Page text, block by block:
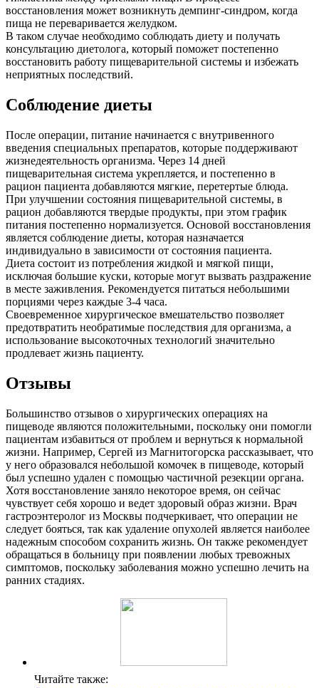
восстановления может возникнуть демпинг-синдром, когда
пища не переваривается желудком.
В таком случае необходимо соблюдать диету и получать
консультацию диетолога, который поможет постепенно
восстановить работу пищеварительной системы и избежать
неприятных последствий.
Соблюдение диеты
После операции, питание начинается с внутривенного
введения специальных препаратов, которые поддерживают
жизнедеятельность организма. Через 14 дней
пищеварительная система укрепляется, и постепенно в
рацион пациента добавляются мягкие, перетертые блюда.
При улучшении состояния пищеварительной системы, в
рацион добавляются твердые продукты, при этом график
питания постепенно нормализуется. Основой восстановления
является соблюдение диеты, которая назначается
индивидуально в зависимости от состояния пациента.
Диета состоит из потребления жидкой и мягкой пищи,
исключая большие куски, которые могут вызвать раздражение
в месте заживления. Рекомендуется питаться небольшими
порциями через каждые 3-4 часа.
Своевременное хирургическое вмешательство позволяет
предотвратить необратимые последствия для организма, а
использование высокоточных технологий значительно
продлевает жизнь пациенту.
Отзывы
Большинство отзывов о хирургических операциях на
пищеводе являются положительными, поскольку они помогли
пациентам избавиться от проблем и вернуться к нормальной
жизни. Например, Сергей из Магнитогорска рассказывает, что
у него образовался небольшой комочек в пищеводе, который
был успешно удален с помощью частичной резекции органа.
Хотя восстановление заняло некоторое время, он сейчас
чувствует себя хорошо и ведет здоровый образ жизни. Врач
гастроэнтеролог из Москвы подчеркивает, что операции не
следует бояться, так как удаление опухолей является наиболее
надежным способом сохранить жизнь. Он также рекомендует
обращаться в больницу при появлении любых тревожных
симптомов, поскольку заболевания можно успешно лечить на
ранних стадиях.
Читайте также: